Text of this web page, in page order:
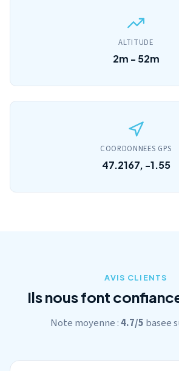
ALTITUDE
2m - 52m
COORDONNEES GPS
47.2167, -1.55
AVIS CLIENTS
Ils nous font
Note moyenne :4.7/5 basee